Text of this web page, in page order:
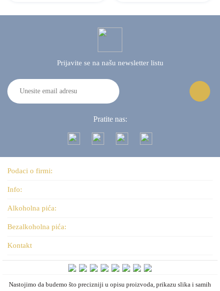
Prijavite se na našu newsletter listu
Pratite nas:
Podaci o firmi:
Info:
Alkoholna pića:
Bezalkoholna pića:
Kontakt
Nastojimo da budemo što precizniji u opisu proizvoda, prikazu slika i samih